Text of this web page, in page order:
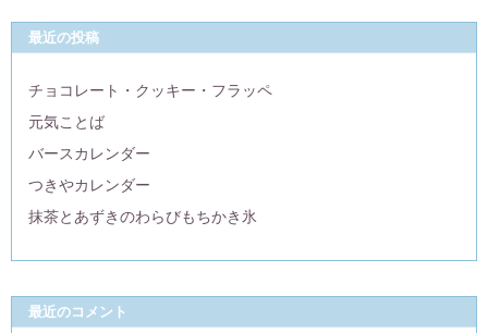
最近の投稿
チョコレート・クッキー・フラッペ
元気ことば
バースカレンダー
つきやカレンダー
抹茶とあずきのわらびもちかき氷
最近のコメント